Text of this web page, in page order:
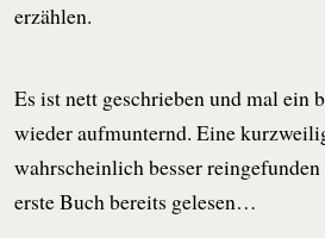
erzählen.
Es ist nett geschrieben und mal ein
wieder aufmunternd. Eine
wahrscheinlich besser reingefunden
erste Buch bereits gelesen…